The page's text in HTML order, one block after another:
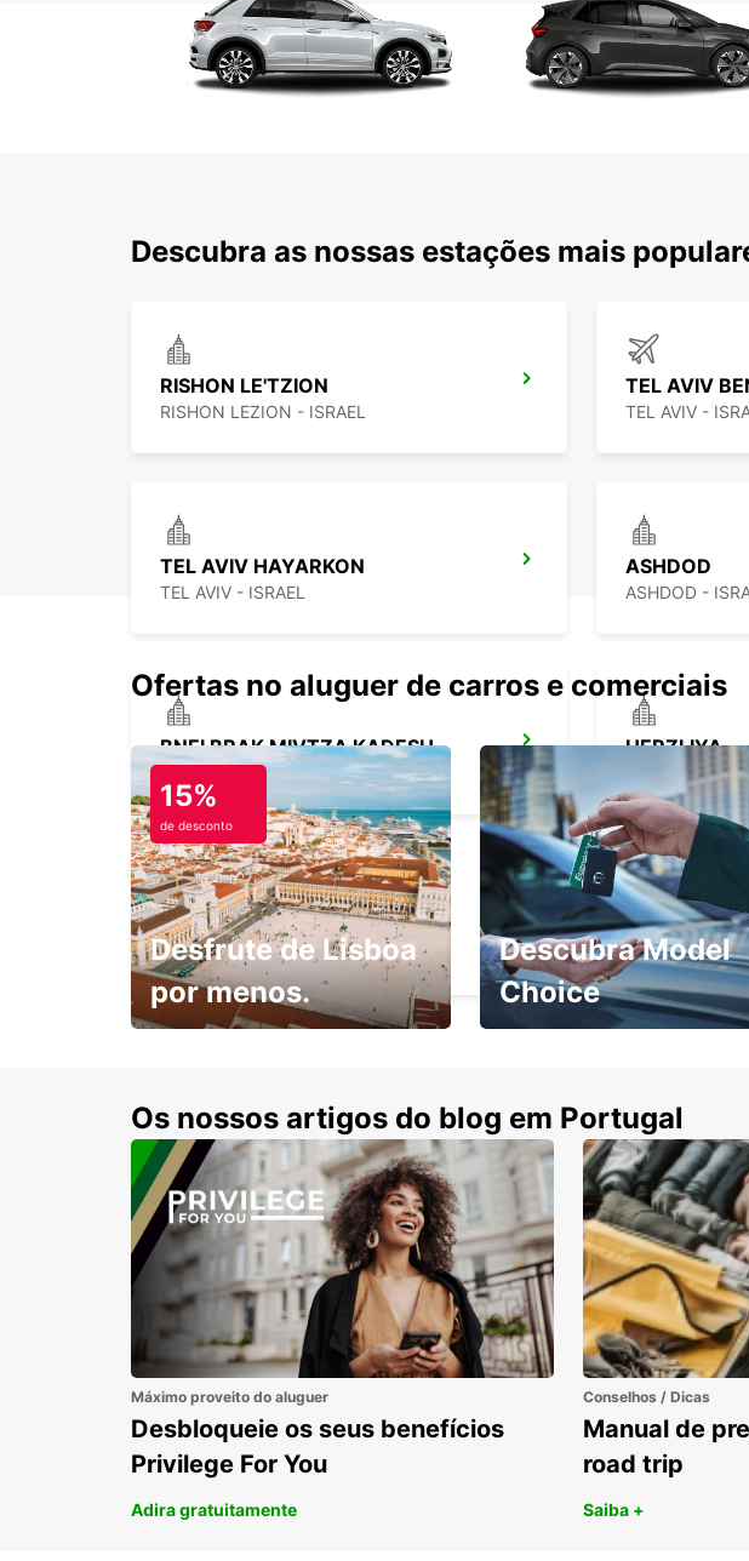
Descubra as nossas estações mais
RISHON LE'TZION
RISHON LEZION - ISRAEL TEL AVIV -
TEL AVIV HAYARKON
TEL AVIV - ISRAEL
ASHDOD
ASHDOD -
BNEI BRAK MIVTZA KADESH
BNEI BRAK - ISRAEL
HERZLIYA
HERZLIYA -
BEIT SHEMESH
BEIT SHEMESH - ISRAEL
Ofertas no aluguer de carros e comerciais
15%
de desconto
Desfrute de Lisboa
por menos.
Descubra Model
Choice
Os nossos artigos do blog em Portugal
Máximo proveito do aluguer
Desbloqueie os seus benefícios
Privilege For You
Adira gratuitamente
Conselhos / Dicas
Manual de
road trip
Saiba +